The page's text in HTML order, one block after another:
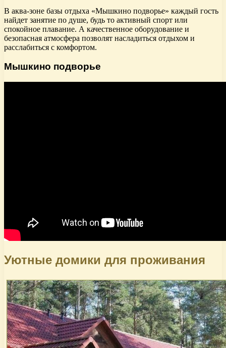
В аква-зоне базы отдыха «Мышкино подворье» каждый гость
найдет занятие по душе, будь то активный спорт или
спокойное плавание. А качественное оборудование и
безопасная атмосфера позволят насладиться отдыхом и
расслабиться с комфортом.
Мышкино подворье
Уютные домики для проживания